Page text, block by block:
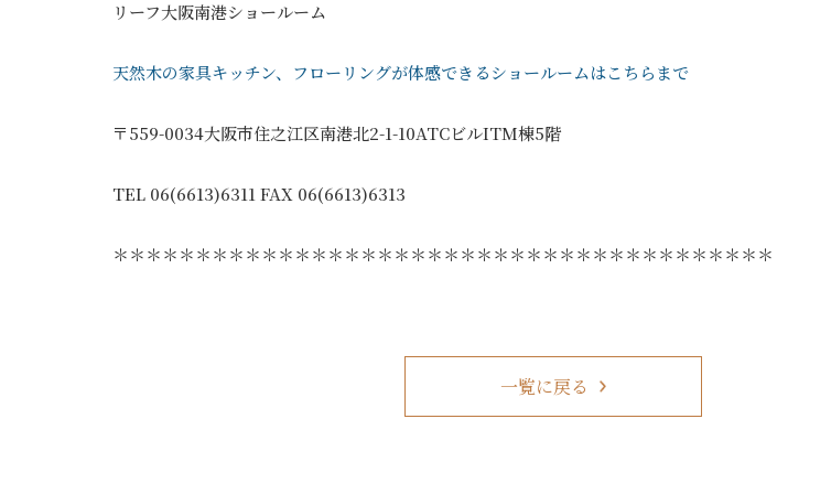
リーフ大阪南港ショールーム
天然木の家具キッチン、フローリングが体感できるショールームはこちらまで
〒559-0034大阪市住之江区南港北2-1-10ATCビルITM棟5階
TEL 06(6613)6311 FAX 06(6613)6313
＊＊＊＊＊＊＊＊＊＊＊＊＊＊＊＊＊＊＊＊＊＊＊＊＊＊＊＊＊＊＊＊＊＊＊＊＊＊＊＊
一覧に戻る